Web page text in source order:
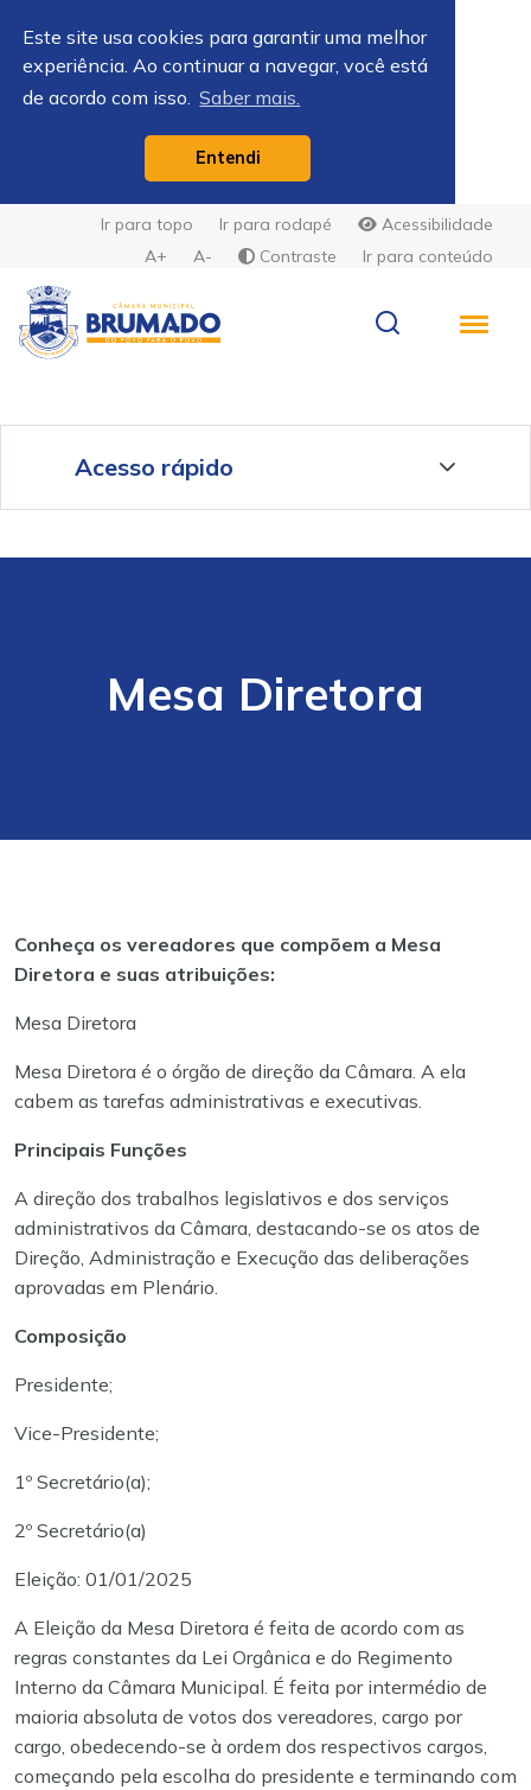
Este site usa cookies para garantir uma melhor
experiência. Ao continuar a navegar, você está
de acordo com isso. Saber mais.
Entendi
Acessibilidade
Ir para rodapé
Ir para topo
Ir para conteúdo
Contraste
A-
A+
Acesso rápido
Mesa Diretora
Conheça os vereadores que compõem a Mesa
Diretora e suas atribuições:
Mesa Diretora
Mesa Diretora é o órgão de direção da Câmara. A ela
cabem as tarefas administrativas e executivas.
Principais Funções
A direção dos trabalhos legislativos e dos serviços
administrativos da Câmara, destacando-se os atos de
Direção, Administração e Execução das deliberações
aprovadas em Plenário.
Composição
Presidente;
Vice-Presidente;
1º Secretário(a);
2º Secretário(a)
Eleição: 01/01/2025
A Eleição da Mesa Diretora é feita de acordo com as
regras constantes da Lei Orgânica e do Regimento
Interno da Câmara Municipal. É feita por intermédio de
maioria absoluta de votos dos vereadores, cargo por
cargo, obedecendo-se à ordem dos respectivos cargos,
começando pela escolha do presidente e terminando com